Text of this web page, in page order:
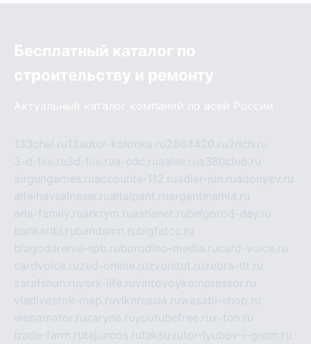
Бесплатный каталог по
строительству и ремонту
Актуальный каталог компаний по всей России
133chel.ru13autor-kolonka.ru2864420.ru2rich.ru
3-d-file.ru3d-file.rua-cdc.ruaalse.rua380club.ru
airgungames.ruaccounts-112.ruadler-jun.ruadonyev.ru
alfeihavsalnassr.rualtaipant.ruargentinamia.ru
aria-family.ruarkrym.ruashanet.rubelgorod-day.ru
bankaribi.rubandamn.rubigfatcc.ru
blagodarenie-spb.ruborodino-media.rucard-voice.ru
cardvoice.ruzed-online.ruzvonitut.ruzebra-tlt.ru
zarafshan.ruyork-life.ruvintovoykompressor.ru
vladivostok-map.ruvlknrussia.ruwasabi-shop.ru
webamator.ruzaryna.ruyoutubefree.rux-ton.ru
trade-farm.rutajuncos.rutaksu.rutor-lyubov-i-grom.ru